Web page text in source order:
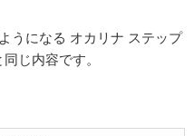
うになる オカリナ ステップ
じ内容です。